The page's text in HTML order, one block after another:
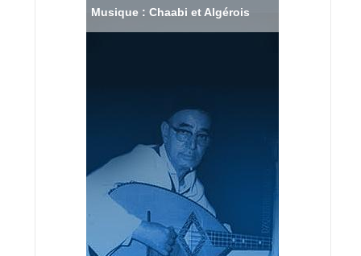
Musique : Chaabi et Algérois